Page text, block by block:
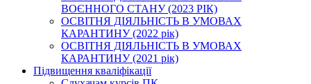
ВОЄННОГО СТАНУ (2023 РІК)
ОСВІТНЯ ДІЯЛЬНІСТЬ В УМОВАХ
КАРАНТИНУ (2022 рік)
ОСВІТНЯ ДІЯЛЬНІСТЬ В УМОВАХ
КАРАНТИНУ (2021 рік)
Підвищення кваліфікації